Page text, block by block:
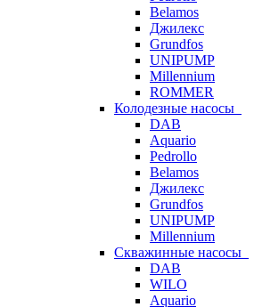
Belamos
Джилекс
Grundfos
UNIPUMP
Millennium
ROMMER
Колодезные насосы
DAB
Aquario
Pedrollo
Belamos
Джилекс
Grundfos
UNIPUMP
Millennium
Скважинные насосы
DAB
WILO
Aquario